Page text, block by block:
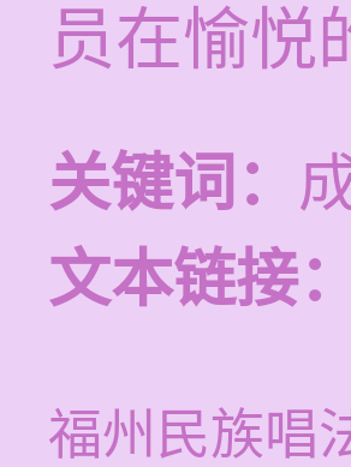
员在愉悦
关键词：
文本链接：
福州民族唱